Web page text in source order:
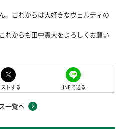
。これからは大好きなヴェルディの
れからも田中貴大をよろしくお願い
トする LINEで送る
一覧へ